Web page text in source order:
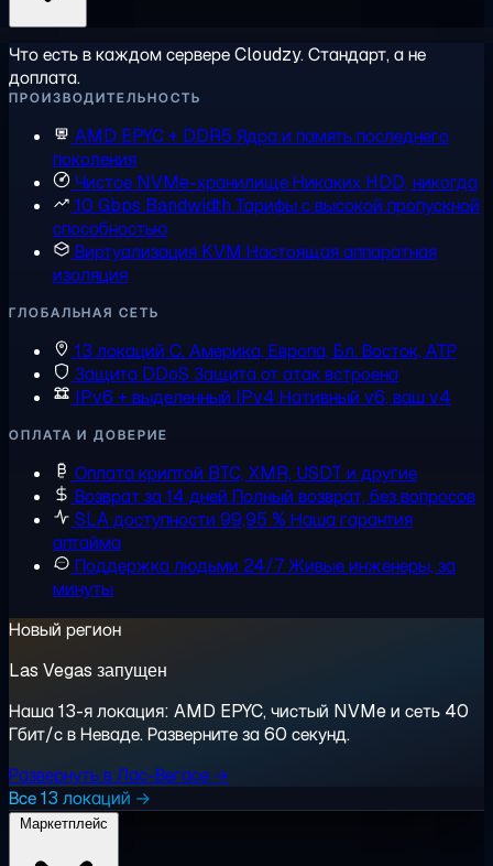
Что есть в каждом сервере Cloudzy. Стандарт, а не
доплата.
ПРОИЗВОДИТЕЛЬНОСТЬ
AMD EPYC + DDR5 Ядра и память последнего
поколения
Чистое NVMe-хранилищеНикаких HDD, никогда
10 Gbps Bandwidth Тарифы с высокой пропускной
способностью
Виртуализация KVM Настоящая аппаратная
изоляция
ГЛОБАЛЬНАЯ СЕТЬ
13 локаций С. Америка, Европа, Бл. Восток, АТР
Защита DDoS Защита от атак встроена
IPv6 + выделенный IPv4 Нативный v6, ваш v4
ОПЛАТА И ДОВЕРИЕ
Оплата криптой BTC, XMR, USDT и другие
Возврат за 14 дней Полный возврат, без вопросов
SLA доступности 99,95 % Наша гарантия
аптайма
Поддержка людьми 24/7Живые инженеры, за
минуты
Новый регион
Las Vegas запущен
Наша 13-я локация: AMD EPYC, чистый NVMe и сеть 40
Гбит/с в Неваде. Разверните за 60 секунд.
Развернуть в Лас-Вегасе →
Все 13 локаций →